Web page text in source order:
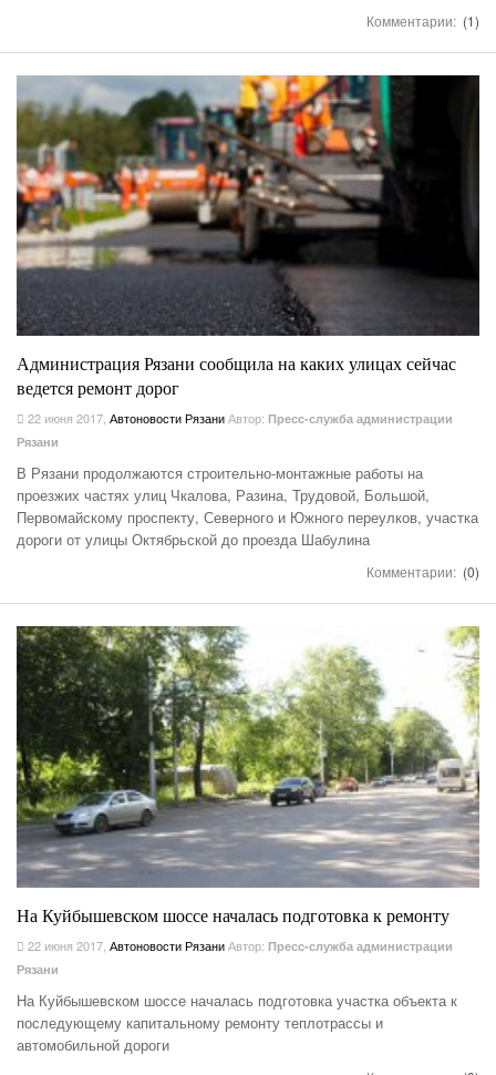
Комментарии: (1)
Администрация Рязани сообщила на каких улицах сейчас
ведется ремонт дорог
22 июня 2017, Автоновости РязаниАвтор: Пресс-служба администрации
Рязани
В Рязани продолжаются строительно-монтажные работы на
проезжих частях улиц Чкалова, Разина, Трудовой, Большой,
Первомайскому проспекту, Северного и Южного переулков, участка
дороги от улицы Октябрьской до проезда Шабулина
Комментарии: (0)
На Куйбышевском шоссе началась подготовка к ремонту
22 июня 2017 Автоновости РязаниАвтор: Пресс-служба администрации
Рязани
На Куйбышевском шоссе началась подготовка участка объекта к
последующему капитальному ремонту теплотрассы и
автомобильной дороги